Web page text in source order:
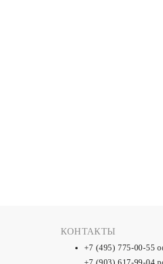
КОНТАКТЫ
+7 (495) 775-00-55